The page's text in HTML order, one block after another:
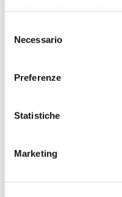
delNecessario
Preferenze
Statistiche
Marketing
ASUGI INFORMA
Avviso cessazione attività di